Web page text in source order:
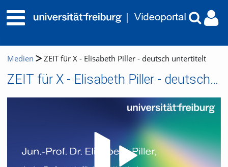
Medien ZEIT für X - Elisabeth Piller - deutsch untertitelt
ZEIT für X - Elisabeth Piller - deutsch untertitelt